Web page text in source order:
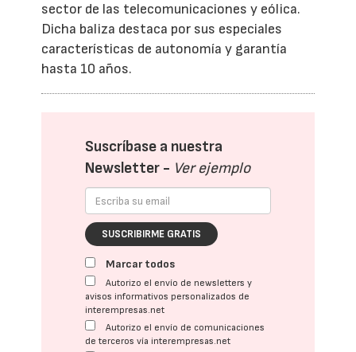
sector de las telecomunicaciones y eólica.
Dicha baliza destaca por sus especiales
características de autonomía y garantía
hasta 10 años.
Suscríbase a nuestra
Newsletter - Ver ejemplo
SUSCRIBIRME GRATIS
Marcar todos
Autorizo el envío de newsletters y
avisos informativos personalizados de
interempresas.net
Autorizo el envío de comunicaciones
de terceros vía interempresas.net